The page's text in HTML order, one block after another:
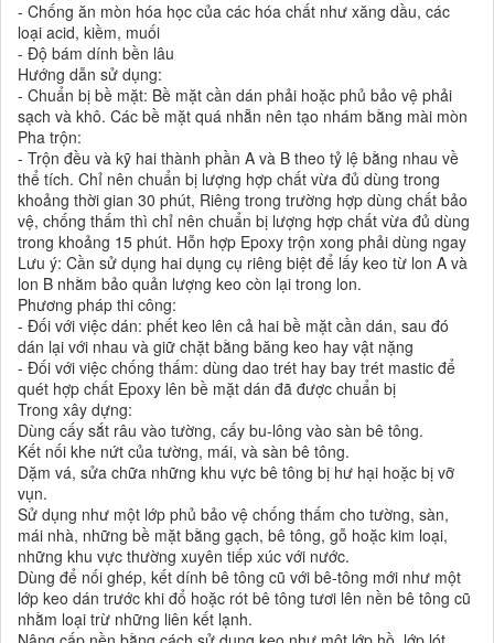
- Chống ăn mòn hóa học của các hóa chất như xăng dầu, các
loại acid, kiềm, muối
- Độ bám dính bền lâu
Hướng dẫn sử dụng:
- Chuẩn bị bề mặt: Bề mặt cần dán phải hoặc phủ bảo vệ phải
sạch và khô. Các bề mặt quá nhẵn nên tạo nhám bằng mài mòn
Pha trộn:
- Trộn đều và kỹ hai thành phần A và B theo tỷ lệ bằng nhau về
thể tích. Chỉ nên chuẩn bị lượng hợp chất vừa đủ dùng trong
khoảng thời gian 30 phút, Riêng trong trường hợp dùng chất bảo
vệ, chống thấm thì chỉ nên chuẩn bị lượng hợp chất vừa đủ dùng
trong khoảng 15 phút. Hỗn hợp Epoxy trộn xong phải dùng ngay
Lưu ý: Cần sử dụng hai dụng cụ riêng biệt để lấy keo từ lon A và
lon B nhằm bảo quản lượng keo còn lại trong lon.
Phương pháp thi công:
- Đối với việc dán: phết keo lên cả hai bề mặt cần dán, sau đó
dán lại với nhau và giữ chặt bằng băng keo hay vật nặng
- Đối với việc chống thấm: dùng dao trét hay bay trét mastic để
quét hợp chất Epoxy lên bề mặt dán đã được chuẩn bị
Trong xây dựng:
Dùng cấy sắt râu vào tường, cấy bu-lông vào sàn bê tông.
Kết nối khe nứt của tường, mái, và sàn bê tông.
Dặm vá, sửa chữa những khu vực bê tông bị hư hại hoặc bị vỡ
vụn.
Sử dụng như một lớp phủ bảo vệ chống thấm cho tường, sàn,
mái nhà, những bề mặt bằng gạch, bê tông, gỗ hoặc kim loại,
những khu vực thường xuyên tiếp xúc với nước.
Dùng để nối ghép, kết dính bê tông cũ với bê-tông mới như một
lớp keo dán trước khi đổ hoặc rót bê tông tươi lên nền bê tông cũ
nhằm loại trừ những liên kết lạnh.